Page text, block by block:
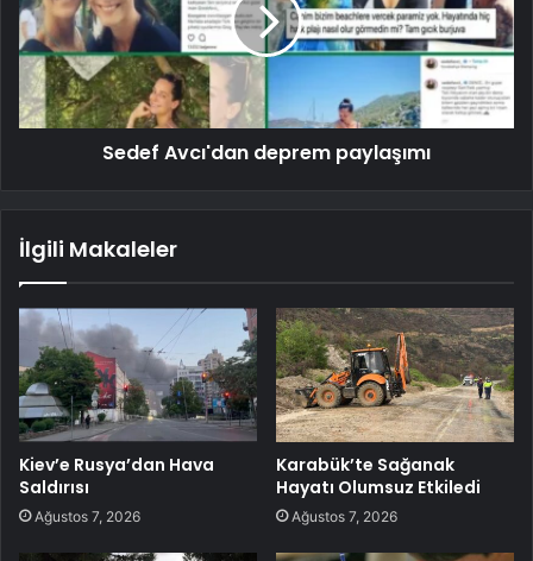
Sedef Avcı'dan deprem paylaşımı
İlgili Makaleler
Kiev’e Rusya’dan Hava
Saldırısı
Ağustos 7, 2026
Karabük’te Sağanak
Hayatı Olumsuz Etkiledi
Ağustos 7, 2026